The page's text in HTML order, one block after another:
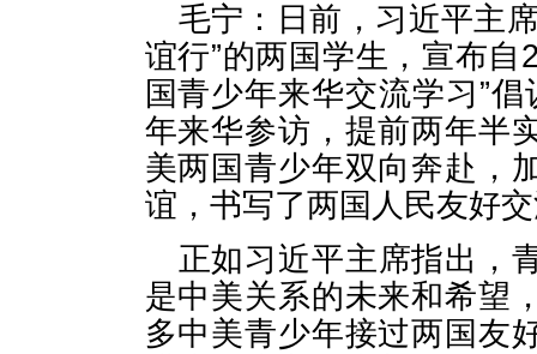
毛宁：日前，习近平主
谊行”的两国学生，宣布
国青少年来华交流学习”
年来华参访，提前两年半
美两国青少年双向奔赴，
谊，书写了两国人民友好
正如习近平主席指出，
是中美关系的未来和希望
多中美青少年接过两国友